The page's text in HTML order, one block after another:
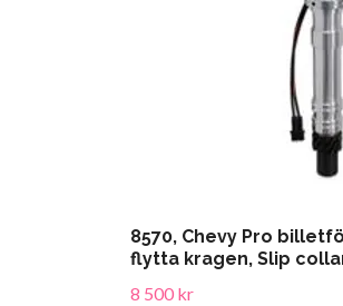
8570, Chevy Pro
flytta kragen, Slip
8 500 kr